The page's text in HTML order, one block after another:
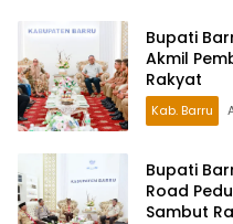
Bupati
Akmil
Rakyat
Kab. Barru
Bupati
Road
Sambut